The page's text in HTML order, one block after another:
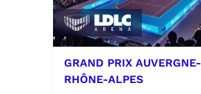
GRAND PRIX AUVERGNE-
RHÔNE-ALPES